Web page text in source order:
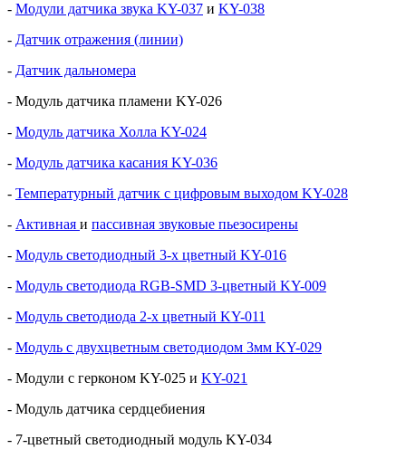
- Модули датчика звука KY-037 и KY-038
- Датчик отражения (линии)
- Датчик дальномера
- Модуль датчика пламени KY-026
- Модуль датчика Холла KY-024
- Модуль датчика касания KY-036
- Температурный датчик с цифровым выходом KY-028
- Активная и пассивная звуковые пьезосирены
- Модуль светодиодный 3-х цветный KY-016
- Модуль светодиода RGB-SMD 3-цветный KY-009
- Модуль светодиода 2-х цветный KY-011
- Модуль с двухцветным светодиодом 3мм KY-029
- Модули с герконом KY-025 и KY-021
- Модуль датчика сердцебиения
- 7-цветный светодиодный модуль KY-034